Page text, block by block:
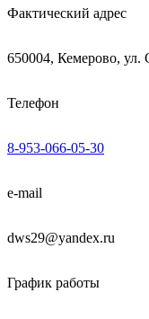
Фактический адрес
650004, Кемерово, ул.
Телефон
8-953-066-05-30
e-mail
dws29@yandex.ru
График работы